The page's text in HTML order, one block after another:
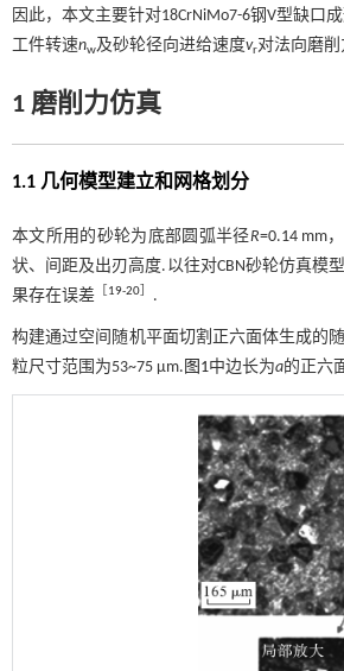
因此，本文主要针对18CrNiMo7-6钢V型缺口
工件转速nw及砂轮径向进给速度vr对法向磨削
1 磨削力仿真
1.1 几何模型建立和网格划分
本文所用的砂轮为底部圆弧半径R=0.14 mm
状、间距及出刃高度.以往对CBN砂轮仿真模
果存在误差
19-20 .
构建通过空间随机平面切割正六面体生成的
粒尺寸范围为53~75 μm. 图1中边长为a的正六